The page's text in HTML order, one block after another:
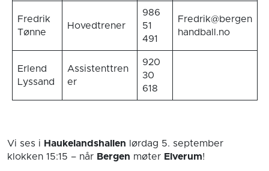
Fredrik
Tønne
Hovedtrener
986
51
491
Fredrik@bergen
handball.no
Erlend
Lyssand
Assistenttren
er
920
30
618
Vi ses i Haukelandshallen lørdag 5. september
klokken 15:15 – når Bergen møter Elverum!